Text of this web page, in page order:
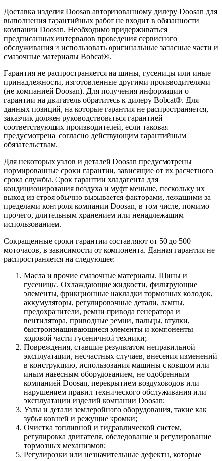
Доставка изделия Doosan авторизованному дилеру Doosan для
выполнения гарантийных работ не входит в обязанности
компании Doosan. Необходимо придерживаться
предписанных интервалов проведения сервисного
обслуживания и использовать оригинальные запасные части и
смазочные материалы Bobcat®.
Гарантия не распространяется на шины, гусеницы или иные
принадлежности, изготовленные другими производителями
(не компанией Doosan). Для получения информации о
гарантии на двигатель обратитесь к дилеру Bobcat®. Для
данных позиций, на которые гарантия не распространяется,
заказчик должен руководствоваться гарантией
соответствующих производителей, если таковая
предусмотрена, согласно действующим гарантийным
обязательствам.
Для некоторых узлов и деталей Doosan предусмотрены
нормированные сроки гарантии, зависящие от их расчетного
срока службы. Срок гарантии хладагента для
кондиционирования воздуха и муфт меньше, поскольку их
выход из строя обычно вызывается факторами, лежащими за
пределами контроля компании Doosan, в том числе, помимо
прочего, длительным хранением или ненадлежащим
использованием.
Сокращенные сроки гарантии составляют от 50 до 500
моточасов, в зависимости от компонента. Данная гарантия не
распространяется на следующее:
Масла и прочие смазочные материалы. Шины и
гусеницы. Охлаждающие жидкости, фильтрующие
элементы, фрикционные накладки тормозных колодок,
аккумуляторы, регулировочные детали, лампы,
предохранители, ремни привода генератора и
вентилятора, приводные ремни, пальцы, втулки,
быстроизнашивающиеся элементы и компоненты
ходовой части гусеничной техники;
Повреждения, ставшие результатом неправильной
эксплуатации, несчастных случаев, внесения изменений
в конструкцию, использования машины с ковшом или
иным навесным оборудованием, не одобренным
компанией Doosan, перекрытием воздуховодов или
нарушением правил технического обслуживания или
эксплуатации изделий компании Doosan;
Узлы и детали землеройного оборудования, такие как
зубья ковшей и режущие кромки;
Очистка топливной и гидравлической систем,
регулировка двигателя, обследование и регулирование
тормозных механизмов;
Регулировки или незначительные дефекты, которые